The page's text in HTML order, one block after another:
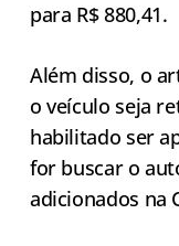
para R$ 880,41.
Além disso, o
o veículo seja
habilitado ser
for buscar o
adicionados na